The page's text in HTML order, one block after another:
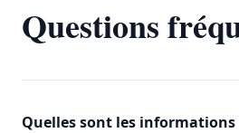
Questions
Quelles sont les